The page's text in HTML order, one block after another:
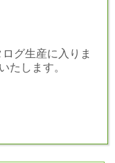
グ生産に入りま
たします。